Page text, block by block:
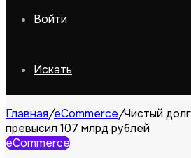
Войти
Искать
Главная/eCommerce/Чистый
превысил 107 млрд рублей
eCommerce